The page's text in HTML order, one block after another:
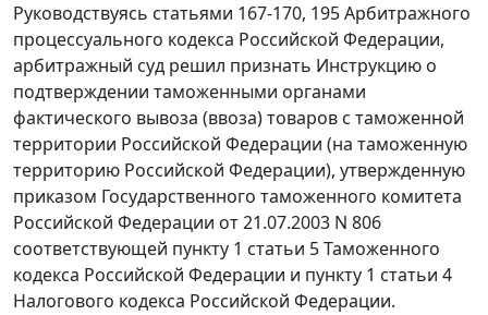
Руководствуясь статьями 167-170, 195Арбитражного
процессуального кодекса Российской Федерации,
арбитражный суд решил признать Инструкцию о
подтверждении таможенными органами
фактического вывоза (ввоза) товаров с таможенной
территории Российской Федерации (на таможенную
территорию Российской Федерации), утвержденную
приказом Государственного таможенного комитета
Российской Федерации от 21.07.2003 N 806
соответствующей пункту 1 статьи 5Таможенного
кодекса Российской Федерации и пункту 1 статьи 4
Налогового кодекса Российской Федерации.